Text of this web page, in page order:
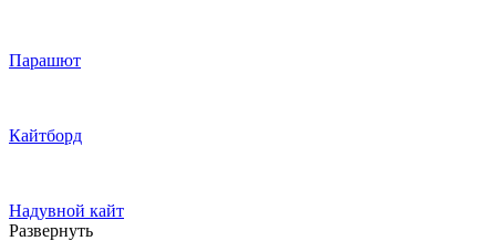
Парашют
Кайтборд
Надувной кайт
Развернуть